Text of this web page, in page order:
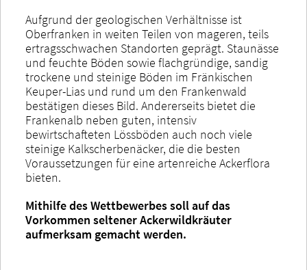
Aufgrund der geologischen Verhältnisse ist
Oberfranken in weiten Teilen von mageren, teils
ertragsschwachen Standorten geprägt. Staunässe
und feuchte Böden sowie flachgründige, sandig
trockene und steinige Böden im Fränkischen
Keuper-Lias und rund um den Frankenwald
bestätigen dieses Bild. Andererseits bietet die
Frankenalb neben guten, intensiv
bewirtschafteten Lössböden auch noch viele
steinige Kalkscherbenäcker, die die besten
Voraussetzungen für eine artenreiche Ackerflora
bieten.
Mithilfe des Wettbewerbes soll auf das
Vorkommen seltener Ackerwildkräuter
aufmerksam gemacht werden.